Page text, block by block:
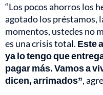
“Los pocos ahorros los
agotado los préstamos,
momentos, ustedes no
es una crisis total. Este
ya lo tengo que
pagar más. Vamos a
dicen, arrimados”,